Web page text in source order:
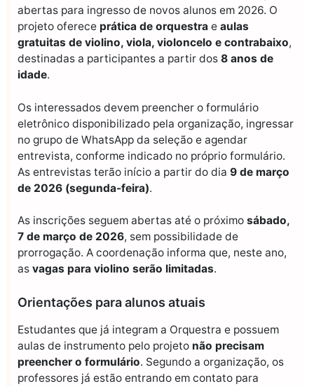
abertas para ingresso de novos alunos em 2026. O
projeto oferece prática de orquestra e aulas
gratuitas de violino, viola, violoncelo e contrabaixo,
destinadas a participantes a partir dos 8 anos de
idade.
Os interessados devem preencher o formulário
eletrônico disponibilizado pela organização, ingressar
no grupo de WhatsApp da seleção e agendar
entrevista, conforme indicado no próprio formulário.
As entrevistas terão início a partir do dia 9 de março
de 2026 (segunda-feira).
As inscrições seguem abertas até o próximo sábado,
7 de março de 2026, sem possibilidade de
prorrogação. A coordenação informa que, neste ano,
as vagas para violino serão limitadas.
Orientações para alunos atuais
Estudantes que já integram a Orquestra e possuem
aulas de instrumento pelo projeto não precisam
preencher o formulário. Segundo a organização, os
professores já estão entrando em contato para